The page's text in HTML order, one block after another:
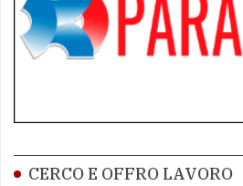
CERCO E OFFRO LAVORO